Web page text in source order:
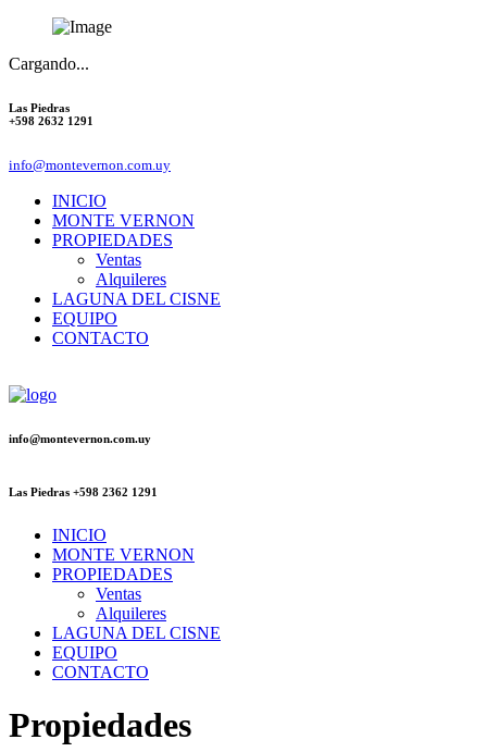
Cargando...
Las Piedras
+598 2632 1291
info@montevernon.com.uy
INICIO
MONTE VERNON
PROPIEDADES
Ventas
Alquileres
LAGUNA DEL CISNE
EQUIPO
CONTACTO
info@montevernon.com.uy
Las Piedras +598 2362 1291
INICIO
MONTE VERNON
PROPIEDADES
Ventas
Alquileres
LAGUNA DEL CISNE
EQUIPO
CONTACTO
Propiedades